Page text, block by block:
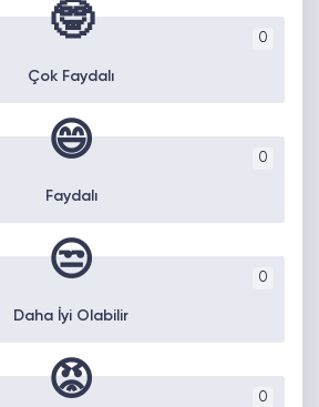
0
🤓
Çok Faydalı
0
😄
Faydalı
0
😒
Daha İyi Olabilir
0
😡